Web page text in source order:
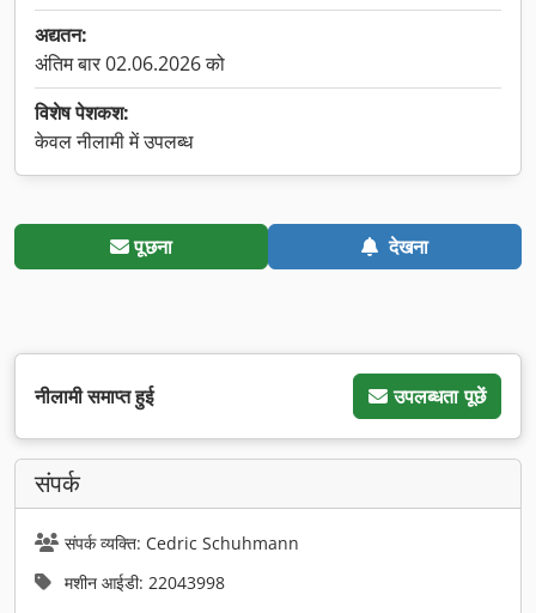
अद्यतन:
अंतिम बार 02.06.2026 को
विशेष पेशकश:
केवल नीलामी में उपलब्ध
पूछना देखना
नीलामी समाप्त हुई उपलब्धता पूछें
संपर्क
संपर्क व्यक्ति: Cedric Schuhmann
मशीन आईडी: 22043998